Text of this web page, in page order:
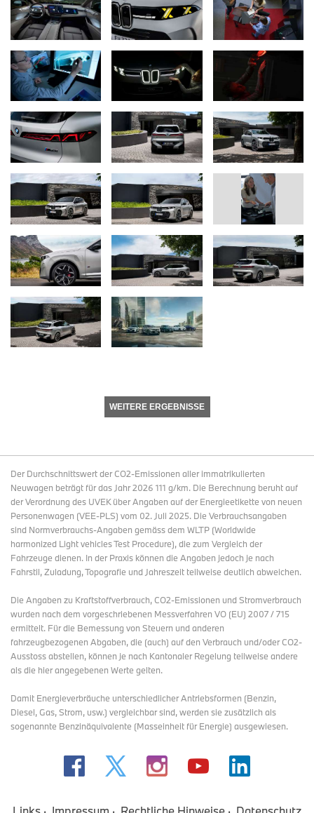
WEITERE ERGEBNISSE
Der Durchschnittswert der CO2-Emissionen aller immatrikulierten
Neuwagen beträgt für das Jahr 2026 111 g/km. Die Berechnung beruht auf
der Verordnung des UVEK über Angaben auf der Energieetikette von neuen
Personenwagen (VEE-PLS) vom 02. Juli 2025. Die Verbrauchsangaben
sind Normverbrauchs-Angaben gemäss dem WLTP (Worldwide
harmonized Light vehicles Test Procedure), die zum Vergleich der
Fahrzeuge dienen. In der Praxis können die Angaben jedoch je nach
Fahrstil, Zuladung, Topografie und Jahreszeit teilweise deutlich abweichen.
Die Angaben zu Kraftstoffverbrauch, CO2-Emissionen und Stromverbrauch
wurden nach dem vorgeschriebenen Messverfahren VO (EU) 2007 / 715
ermittelt. Für die Bemessung von Steuern und anderen
fahrzeugbezogenen Abgaben, die (auch) auf den Verbrauch und/oder CO2-
Ausstoss abstellen, können je nach Kantonaler Regelung teilweise andere
als die hier angegebenen Werte gelten.
Damit Energieverbräuche unterschiedlicher Antriebsformen (Benzin,
Diesel, Gas, Strom, usw.) vergleichbar sind, werden sie zusätzlich als
sogenannte Benzinäquivalente (Masseinheit für Energie) ausgewiesen.